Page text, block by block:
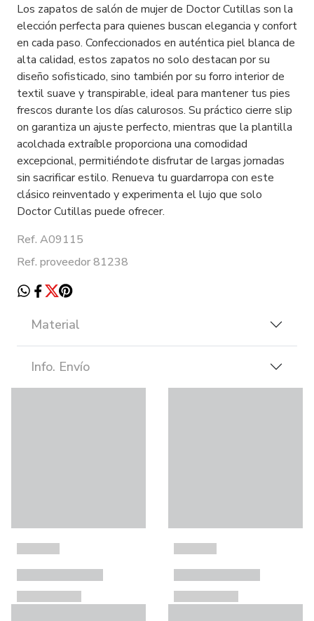
Los zapatos de salón de mujer de Doctor Cutillas son la
elección perfecta para quienes buscan elegancia y confort
en cada paso. Confeccionados en auténtica piel blanca de
alta calidad, estos zapatos no solo destacan por su
diseño sofisticado, sino también por su forro interior de
textil suave y transpirable, ideal para mantener tus pies
frescos durante los días calurosos. Su práctico cierre slip
on garantiza un ajuste perfecto, mientras que la plantilla
acolchada extraíble proporciona una comodidad
excepcional, permitiéndote disfrutar de largas jornadas
sin sacrificar estilo. Renueva tu guardarropa con este
clásico reinventado y experimenta el lujo que solo
Doctor Cutillas puede ofrecer.
Ref. A09115
Ref. proveedor 81238
Material
Info. Envío